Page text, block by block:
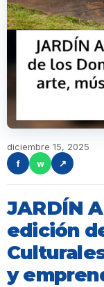
diciembre 15, 2025
f
w ↗
JARDÍN
edición
y